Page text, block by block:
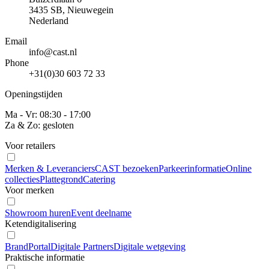
3435 SB, Nieuwegein
Nederland
Email
info@cast.nl
Phone
+31(0)30 603 72 33
Openingstijden
Ma - Vr: 08:30 - 17:00
Za & Zo: gesloten
Voor retailers
Merken & LeveranciersCAST bezoekenParkeerinformatieOnline
collectiesPlattegrondCatering
Voor merken
Showroom hurenEvent deelname
Ketendigitalisering
BrandPortalDigitale PartnersDigitale wetgeving
Praktische informatie